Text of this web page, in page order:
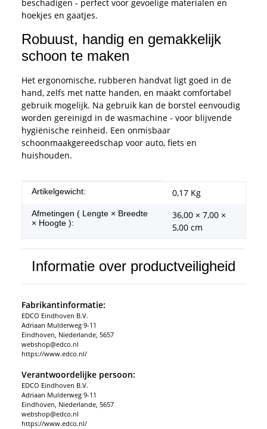
beschadigen - perfect voor gevoelige materialen en
hoekjes en gaatjes.
Robuust, handig en gemakkelijk
schoon te maken
Het ergonomische, rubberen handvat ligt goed in de
hand, zelfs met natte handen, en maakt comfortabel
gebruik mogelijk. Na gebruik kan de borstel eenvoudig
worden gereinigd in de wasmachine - voor blijvende
hygiënische reinheid. Een onmisbaar
schoonmaakgereedschap voor auto, fiets en
huishouden.
#productDetails.itemInformation#
#productDetails.itemValue#
Artikelgewicht: 0,17 Kg
Afmetingen ( Lengte × Breedte
× Hoogte ):
36,00 × 7,00 ×
5,00 cm
Informatie over productveiligheid
Fabrikantinformatie:
EDCO Eindhoven B.V.
Adriaan Mulderweg 9-11
Eindhoven, Niederlande, 5657
webshop@edco.nl
https://www.edco.nl/
Verantwoordelijke persoon:
EDCO Eindhoven B.V.
Adriaan Mulderweg 9-11
Eindhoven, Niederlande, 5657
webshop@edco.nl
https://www.edco.nl/